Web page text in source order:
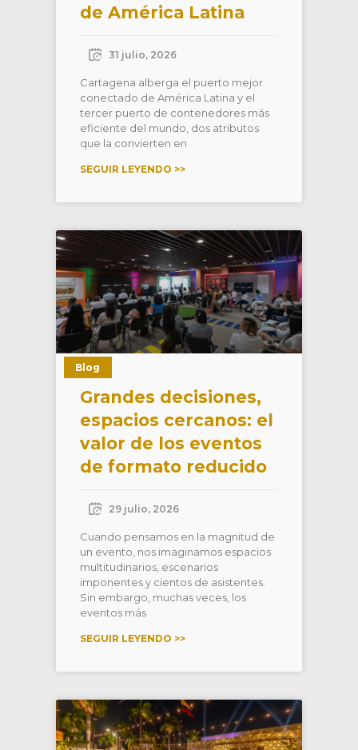
de América Latina
31 julio, 2026
Cartagena alberga el puerto mejor
conectado de América Latina y el
tercer puerto de contenedores más
eficiente del mundo, dos atributos
que la convierten en
SEGUIR LEYENDO >>
Blog
Grandes decisiones,
espacios cercanos: el
valor de los eventos
de formato reducido
29 julio, 2026
Cuando pensamos en la magnitud de
un evento, nos imaginamos espacios
multitudinarios, escenarios
imponentes y cientos de asistentes.
Sin embargo, muchas veces, los
eventos más
SEGUIR LEYENDO >>